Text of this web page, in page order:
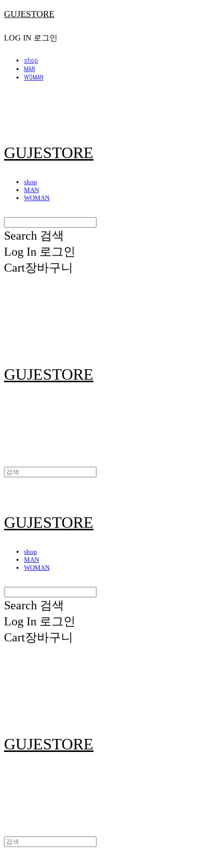
GUJESTORE
LOG IN 로그인
shop
MAN
WOMAN
GUJESTORE
shop
MAN
WOMAN
Search 검색
Log In 로그인
Cart장바구니
GUJESTORE
GUJESTORE
shop
MAN
WOMAN
Search 검색
Log In 로그인
Cart장바구니
GUJESTORE